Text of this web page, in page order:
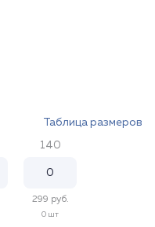
Таблица размеров
140
299 руб.
0 шт